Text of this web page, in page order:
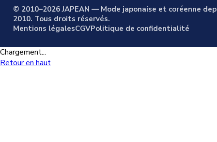
© 2010–2026 JAPEAN — Mode japonaise et coréenne
2010. Tous droits réservés.
Mentions légalesCGVPolitique de confidentialité
Chargement...
Retour en haut